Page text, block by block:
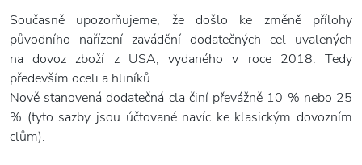
Současně upozorňujeme, že došlo ke změně přílohy
původního nařízení zavádění dodatečných cel uvalených
na dovoz zboží z USA, vydaného v roce 2018. Tedy
především oceli a hliníků.
Nově stanovená dodatečná cla činí převážně 10 % nebo 25
% (tyto sazby jsou účtované navíc ke klasickým dovozním
clům).